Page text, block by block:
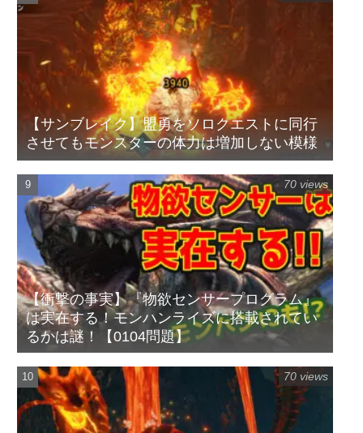
【サンブレイク】盟勇をソロクエストに同行
させてもモンスターの体力は増加しない模様
【衝撃の事実】『物欲センサープログラム』
は実在する！モンハンライズに搭載されてい
るかは謎！【0104問題】
70 views
70 views